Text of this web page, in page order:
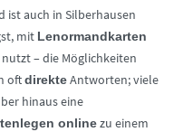
ist auch in Silberhausen
mit Lenormandkarten
nutzt – die Möglichkeiten
oftdirekteAntworten; viele
hinaus eine
onlinezu einem